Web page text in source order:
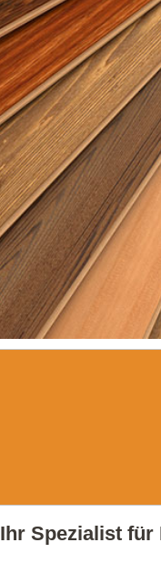
Ihr Spezialist für